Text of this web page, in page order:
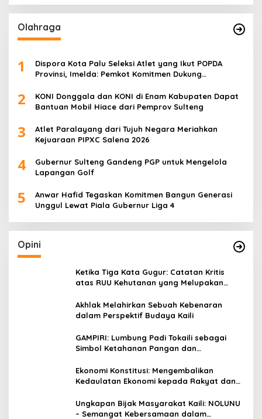
Olahraga
1
Dispora Kota Palu Seleksi Atlet yang Ikut POPDA
Provinsi, Imelda: Pemkot Komitmen Dukung
2
KONI Donggala dan KONI di Enam Kabupaten Dapat
Bantuan Mobil Hiace dari Pemprov Sulteng
3
Atlet Paralayang dari Tujuh Negara Meriahkan
Kejuaraan PIPXC Salena 2026
4
Gubernur Sulteng Gandeng PGP untuk Mengelola
Lapangan Golf
5
Anwar Hafid Tegaskan Komitmen Bangun Generasi
Unggul Lewat Piala Gubernur Liga 4
Opini
Ketika Tiga Kata Gugur: Catatan Kritis
atas RUU Kehutanan yang Melupakan
Akhlak Melahirkan Sebuah Kebenaran
dalam Perspektif Budaya Kaili
GAMPIRI: Lumbung Padi Tokaili sebagai
Simbol Ketahanan Pangan dan
Ekonomi Konstitusi: Mengembalikan
Kedaulatan Ekonomi kepada Rakyat dan
Ungkapan Bijak Masyarakat Kaili: NOLUNU
– Semangat Kebersamaan dalam